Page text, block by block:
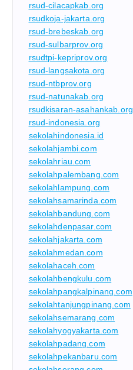
rsud-cilacapkab.org
rsudkoja-jakarta.org
rsud-brebeskab.org
rsud-sulbarprov.org
rsudtpi-kepriprov.org
rsud-langsakota.org
rsud-ntbprov.org
rsud-natunakab.org
rsudkisaran-asahankab.org
rsud-indonesia.org
sekolahindonesia.id
sekolahjambi.com
sekolahriau.com
sekolahpalembang.com
sekolahlampung.com
sekolahsamarinda.com
sekolahbandung.com
sekolahdenpasar.com
sekolahjakarta.com
sekolahmedan.com
sekolahaceh.com
sekolahbengkulu.com
sekolahpangkalpinang.com
sekolahtanjungpinang.com
sekolahsemarang.com
sekolahyogyakarta.com
sekolahpadang.com
sekolahpekanbaru.com